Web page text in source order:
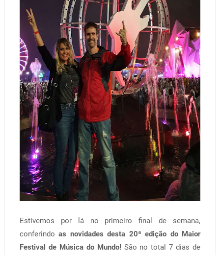
Estivemos por lá no primeiro final de semana,
conferindoas novidades desta 20ª edição do Maior
Festival de Música do Mundo!São no total 7 dias de